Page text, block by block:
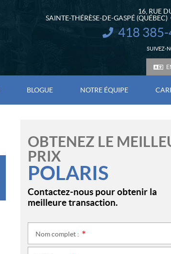
16, RUE
SAINTE-THÉRÈSE-DE-GASPÉ (QUÉBEC)
INFORMATION :
418
SUIVEZ-
BLOGUE NOTRE ÉQUIPE
OBTENEZ LE
PRIX
POLARIS
Contactez-nous pour obtenir la
meilleure transaction.
Nom complet :